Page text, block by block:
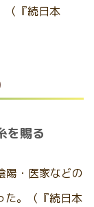
（『続日本
を賜る
陽・医家などの
た。（『続日本